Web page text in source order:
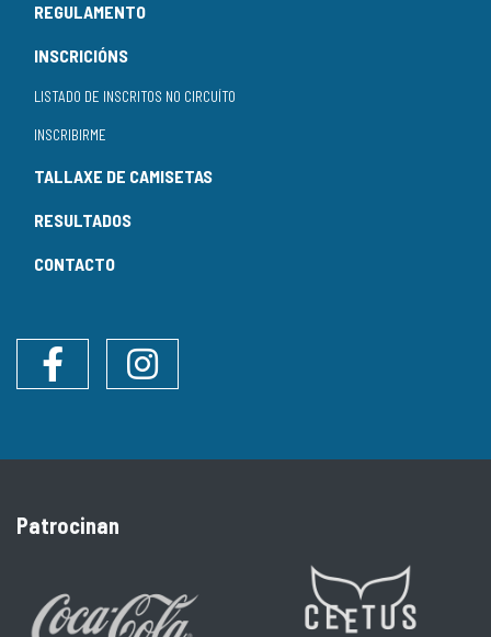
REGULAMENTO
INSCRICIÓNS
LISTADO DE INSCRITOS NO CIRCUÍTO
INSCRIBIRME
TALLAXE DE CAMISETAS
RESULTADOS
CONTACTO
Instagram
Patrocinan